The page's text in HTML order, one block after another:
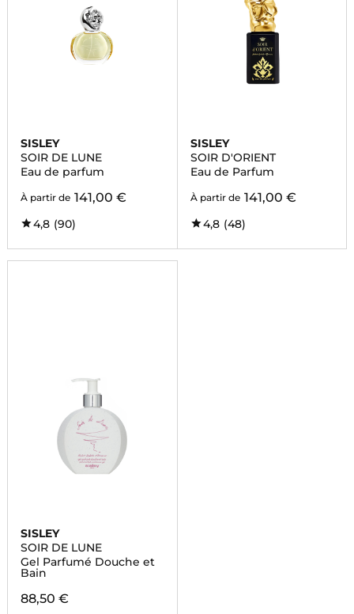
SISLEY
SOIR DE LUNE
Eau de parfum
À partir de 141,00 €
4,8 (90)
SISLEY
SOIR D'ORIENT
Eau de Parfum
À partir de 141,00 €
4,8 (48)
SISLEY
SOIR DE LUNE
Gel Parfumé Douche et
Bain
88,50 €